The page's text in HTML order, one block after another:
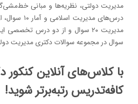
مدیریت دولتی، نظریه‌ها و مبانی
درس‌های
سوال در مجموعه سوالات دکتری مدیریت
با کلاس‌های آنلاین
کافه‌تدریس رتبه‌برتر شوید!